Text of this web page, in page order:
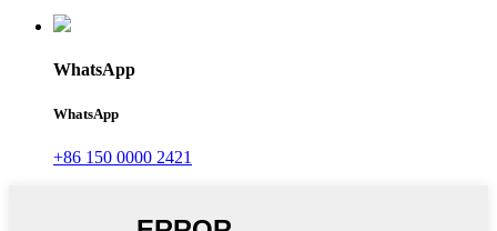
WhatsApp
WhatsApp
+86 150 0000 2421